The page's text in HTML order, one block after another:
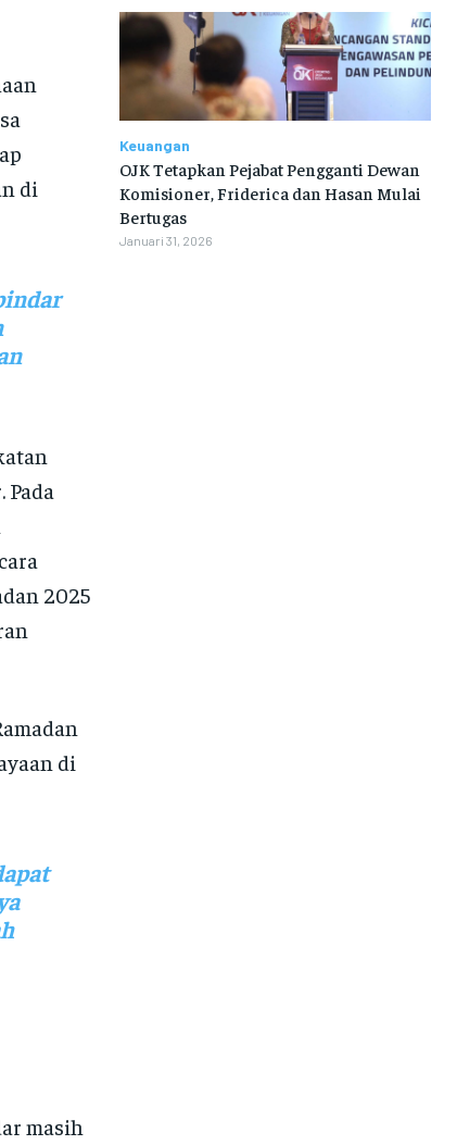
di
2025
di
masih
Keuangan
OJK Tetapkan Pejabat Pengganti Dewan
Komisioner, Friderica dan Hasan Mulai
Bertugas
Januari 31, 2026